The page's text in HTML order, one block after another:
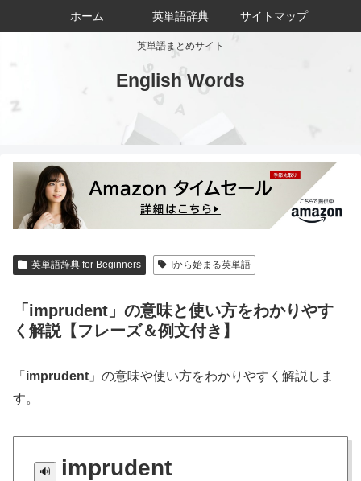
英単語まとめサイト
English Words
ホーム 英単語辞典 サイトマップ
英単語辞典 for Beginners Iから始まる英単語
「imprudent」の意味と使い方をわかりやす
く解説【フレーズ＆例文付き】
「 imprudent 」の意味や使い方をわかりやすく解説しま
す。
imprudent